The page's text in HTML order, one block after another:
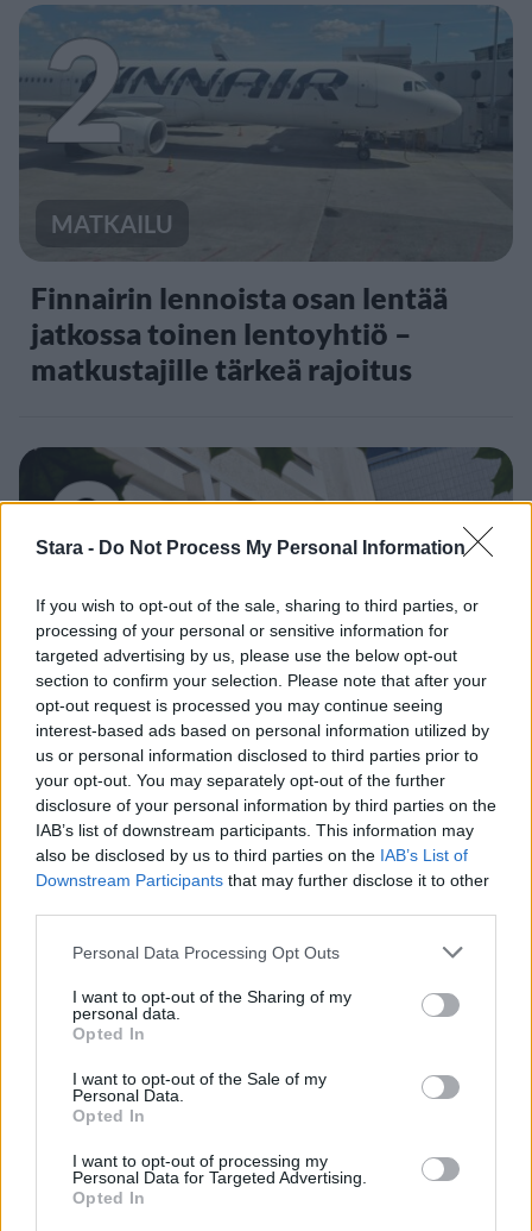
Stara - Do Not Process My Personal Information
If you wish to opt-out of the sale, sharing to third parties, or
processing of your personal or sensitive information for
targeted advertising by us, please use the below opt-out
section to confirm your selection. Please note that after your
opt-out request is processed you may continue seeing
interest-based ads based on personal information utilized by
us or personal information disclosed to third parties prior to
your opt-out. You may separately opt-out of the further
disclosure of your personal information by third parties on the
IAB’s list of downstream participants. This information may
also be disclosed by us to third parties on the IAB’s List of
Downstream Participants that may further disclose it to other
Personal Data Processing Opt Outs
I want to opt-out of the Sharing of my
personal data.
Opted In
I want to opt-out of the Sale of my
Personal Data.
Opted In
I want to opt-out of processing my
Personal Data for Targeted Advertising.
Opted In
2
MATKAILU
Finnairin lennoista osan lentää
jatkossa toinen lentoyhtiö –
matkustajille tärkeä rajoitus
3
UUTISET
Kela voi leikata tukia
ulkomaanmatkan vuoksi
4
VIIHDEUUTISET
Suolikaasun tuoksu levisi Spider-
Man -näytöksessä – yleisö poistui